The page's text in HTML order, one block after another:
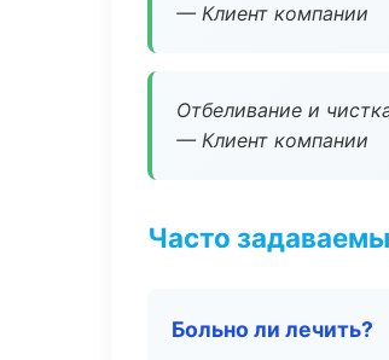
— Клиент компании
Отбеливание и
— Клиент компании
Часто
Больно ли лечить?